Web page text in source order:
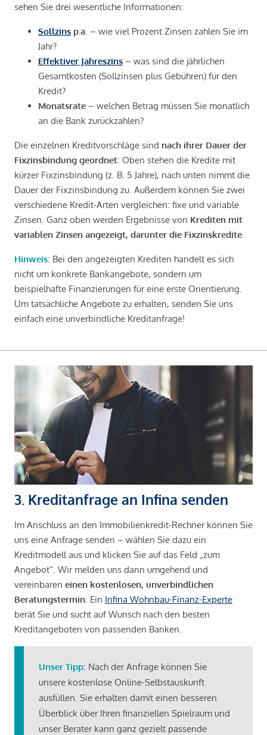
sehen Sie drei wesentliche Informationen:
Sollzins p.a . – wie viel Prozent Zinsen zahlen Sie im
Jahr?
Effektiver Jahreszins – was sind die jährlichen
Gesamtkosten (Sollzinsen plus Gebühren) für den
Kredit?
Monatsrate – welchen Betrag müssen Sie monatlich
an die Bank zurückzahlen?
Die einzelnen Kreditvorschläge sind nach ihrer Dauer der
Fixzinsbindung geordnet: Oben stehen die Kredite mit
kürzer Fixzinsbindung (z. B. 5 Jahre), nach unten nimmt die
Dauer der Fixzinsbindung zu. Außerdem können Sie zwei
verschiedene Kredit-Arten vergleichen: fixe und variable
Zinsen. Ganz oben werden Ergebnisse von Krediten mit
variablen Zinsen angezeigt, darunter die Fixzinskredite
Hinweis: Bei den angezeigten Krediten handelt es sich
nicht um konkrete Bankangebote, sondern um
beispielhafte Finanzierungen für eine erste Orientierung.
Um tatsächliche Angebote zu erhalten, senden Sie uns
einfach eine unverbindliche Kreditanfrage!
3. Kreditanfrage an Infina senden
Im Anschluss an den Immobilienkredit-Rechner können Sie
uns eine Anfrage senden – wählen Sie dazu ein
Kreditmodell aus und klicken Sie auf das Feld „zum
Angebot“. Wir melden uns dann umgehend und
vereinbaren einen kostenlosen, unverbindlichen
Beratungstermin . Ein Infina Wohnbau-Finanz-Experte
berät Sie und sucht auf Wunsch nach den besten
Kreditangeboten von passenden Banken.
Unser Tipp: Nach der Anfrage können Sie
unsere kostenlose Online-Selbstauskunft
ausfüllen. Sie erhalten damit einen besseren
Überblick über Ihren finanziellen Spielraum und
unser Berater kann ganz gezielt passende